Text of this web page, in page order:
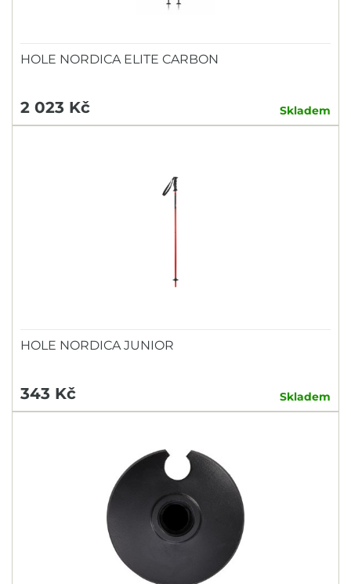
HOLE NORDICA ELITE CARBON
2 023 Kč Skladem
HOLE NORDICA JUNIOR
343 Kč Skladem